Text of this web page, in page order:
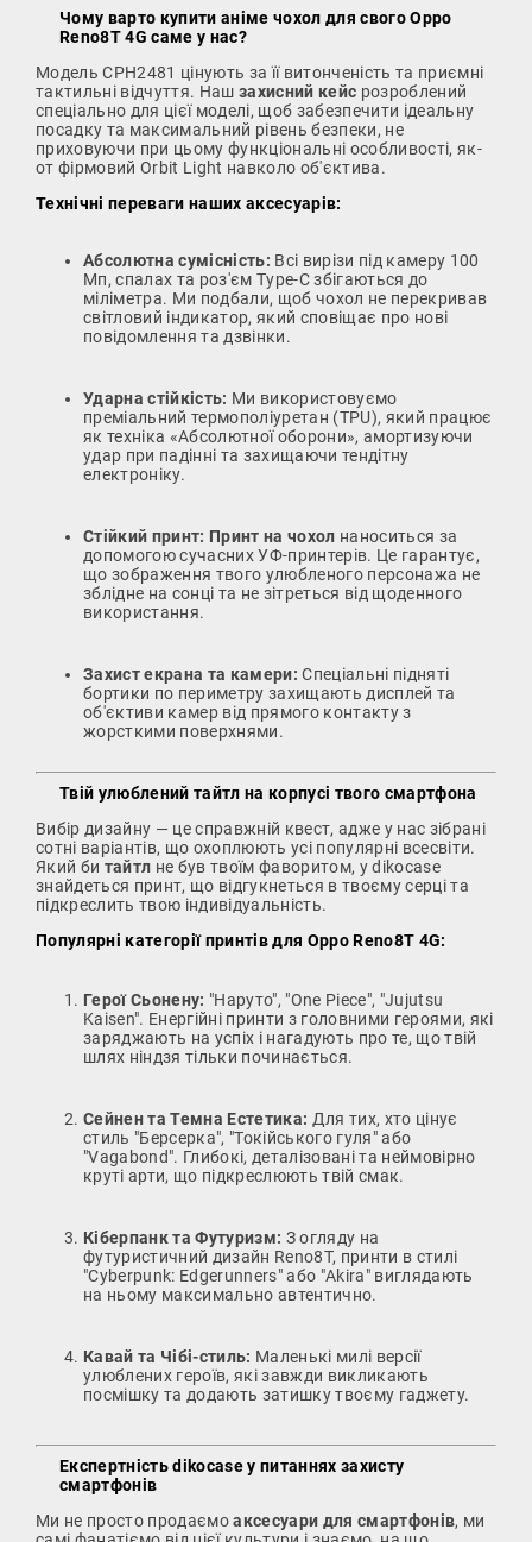
Чому варто купити аніме чохол для свого Oppo
Reno8T 4G саме у нас?
Модель CPH2481 цінують за її витонченість та приємні
тактильні відчуття. Наш захисний кейс розроблений
спеціально для цієї моделі, щоб забезпечити ідеальну
посадку та максимальний рівень безпеки, не
приховуючи при цьому функціональні особливості, як-
от фірмовий Orbit Light навколо об'єктива.
Технічні переваги наших аксесуарів:
Абсолютна сумісність: Всі вирізи під камеру 100
Мп, спалах та роз'єм Type-C збігаються до
міліметра. Ми подбали, щоб чохол не перекривав
світловий індикатор, який сповіщає про нові
повідомлення та дзвінки.
Ударна стійкість: Ми використовуємо
преміальний термополіуретан (TPU), який працює
як техніка «Абсолютної оборони», амортизуючи
удар при падінні та захищаючи тендітну
електроніку.
Стійкий принт: Принт на чохол наноситься за
допомогою сучасних УФ-принтерів. Це гарантує,
що зображення твого улюбленого персонажа не
зблідне на сонці та не зітреться від щоденного
використання.
Захист екрана та камери: Спеціальні підняті
бортики по периметру захищають дисплей та
об'єктиви камер від прямого контакту з
жорсткими поверхнями.
Твій улюблений тайтл на корпусі твого смартфона
Вибір дизайну — це справжній квест, адже у нас зібрані
сотні варіантів, що охоплюють усі популярні всесвіти.
Який би тайтл не був твоїм фаворитом, у dikocase
знайдеться принт, що відгукнеться в твоєму серці та
підкреслить твою індивідуальність.
Популярні категорії принтів для Oppo Reno8T 4G:
Герої Сьонену: "Наруто", "One Piece", "Jujutsu
Kaisen". Енергійні принти з головними героями, які
заряджають на успіх і нагадують про те, що твій
шлях ніндзя тільки починається.
Сейнен та Темна Естетика: Для тих, хто цінує
стиль "Берсерка", "Токійського гуля" або
"Vagabond". Глибокі, деталізовані та неймовірно
круті арти, що підкреслюють твій смак.
Кіберпанк та Футуризм: З огляду на
футуристичний дизайн Reno8T, принти в стилі
"Cyberpunk: Edgerunners" або "Akira" виглядають
на ньому максимально автентично.
Кавай та Чібі-стиль: Маленькі милі версії
улюблених героїв, які завжди викликають
посмішку та додають затишку твоєму гаджету.
Експертність dikocase у питаннях захисту
смартфонів
Ми не просто продаємоаксесуари для смартфонів, ми